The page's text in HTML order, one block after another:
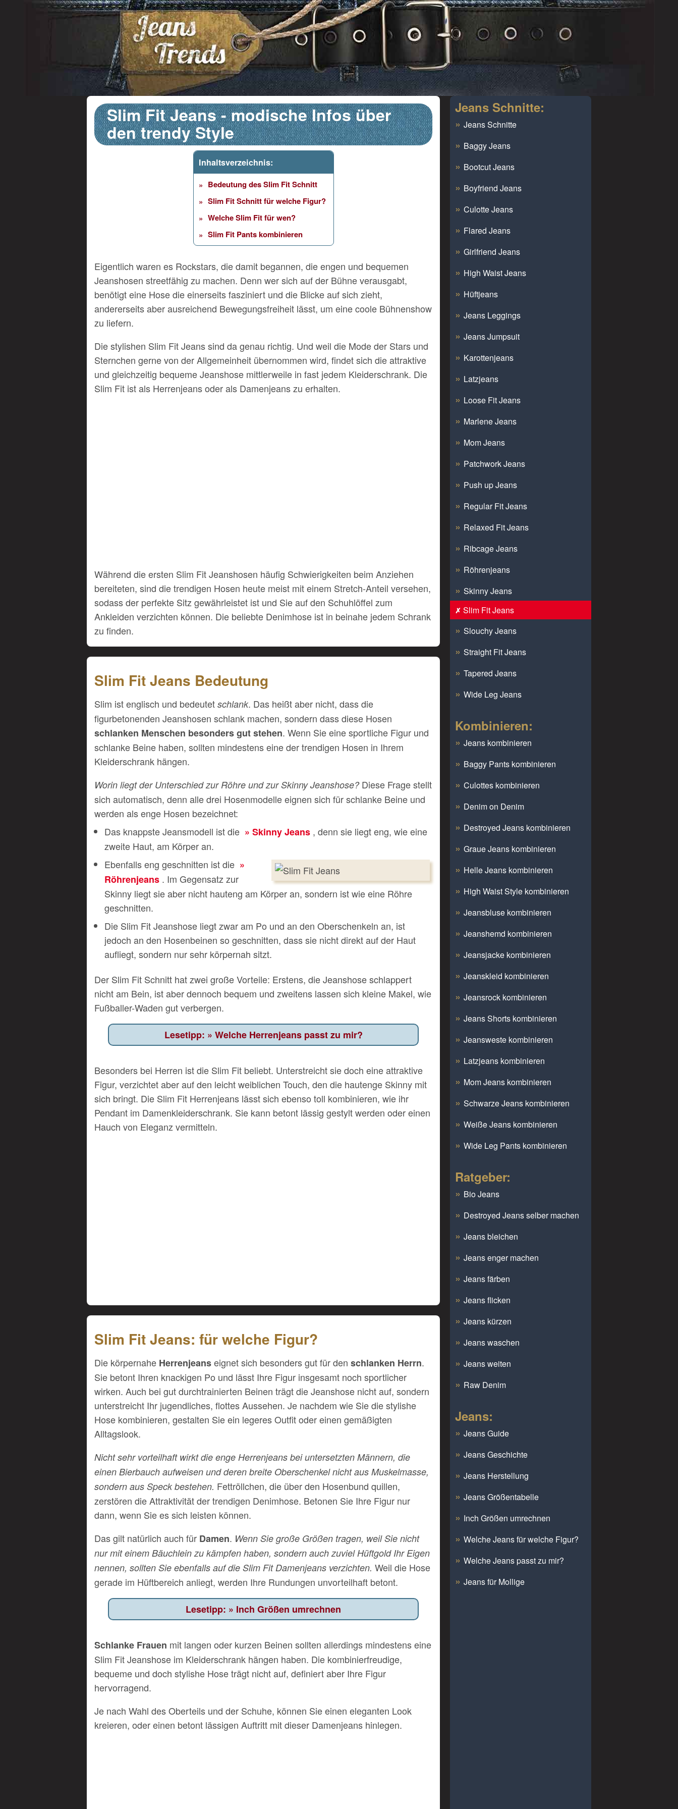
Slim Fit Jeans - modische Infos über
den trendy Style
Inhaltsverzeichnis:
Bedeutung des Slim Fit Schnitt
Slim Fit Schnitt für welche Figur?
Welche Slim Fit für wen?
Slim Fit Pants kombinieren
Eigentlich waren es Rockstars, die damit begannen, die engen und bequemen
Jeanshosen streetfähig zu machen. Denn wer sich auf der Bühne verausgabt,
benötigt eine Hose die einerseits fasziniert und die Blicke auf sich zieht,
andererseits aber ausreichend Bewegungsfreiheit lässt, um eine coole Bühnenshow
zu liefern.
Die stylishen Slim Fit Jeans sind da genau richtig. Und weil die Mode der Stars und
Sternchen gerne von der Allgemeinheit übernommen wird, findet sich die attraktive
und gleichzeitig bequeme Jeanshose mittlerweile in fast jedem Kleiderschrank. Die
Slim Fit ist als Herrenjeans oder als Damenjeans zu erhalten.
Während die ersten Slim Fit Jeanshosen häufig Schwierigkeiten beim Anziehen
bereiteten, sind die trendigen Hosen heute meist mit einem Stretch-Anteil versehen,
sodass der perfekte Sitz gewährleistet ist und Sie auf den Schuhlöffel zum
Ankleiden verzichten können. Die beliebte Denimhose ist in beinahe jedem Schrank
zu finden.
Slim Fit Jeans Bedeutung
Slim ist englisch und bedeutet schlank. Das heißt aber nicht, dass die
figurbetonenden Jeanshosen schlank machen, sondern dass diese Hosen
schlanken Menschen besonders gut stehen. Wenn Sie eine sportliche Figur und
schlanke Beine haben, sollten mindestens eine der trendigen Hosen in Ihrem
Kleiderschrank hängen.
Worin liegt der Unterschied zur Röhre und zur Skinny Jeanshose?Diese Frage stellt
sich automatisch, denn alle drei Hosenmodelle eignen sich für schlanke Beine und
werden als enge Hosen bezeichnet:
Das knappste Jeansmodell ist die
Skinny Jeans , denn sie liegt eng, wie eine
zweite Haut, am Körper an.
Ebenfalls eng geschnitten ist die
Röhrenjeans . Im Gegensatz zur
Skinny liegt sie aber nicht hauteng am Körper an, sondern ist wie eine Röhre
geschnitten.
Die Slim Fit Jeanshose liegt zwar am Po und an den Oberschenkeln an, ist
jedoch an den Hosenbeinen so geschnitten, dass sie nicht direkt auf der Haut
aufliegt, sondern nur sehr körpernah sitzt.
Der Slim Fit Schnitt hat zwei große Vorteile: Erstens, die Jeanshose schlappert
nicht am Bein, ist aber dennoch bequem und zweitens lassen sich kleine Makel, wie
Fußballer-Waden gut verbergen.
Welche Herrenjeans passt zu mir?
Besonders bei Herren ist die Slim Fit beliebt. Unterstreicht sie doch eine attraktive
Figur, verzichtet aber auf den leicht weiblichen Touch, den die hautenge Skinny mit
sich bringt. Die Slim Fit Herrenjeans lässt sich ebenso toll kombinieren, wie ihr
Pendant im Damenkleiderschrank. Sie kann betont lässig gestylt werden oder einen
Hauch von Eleganz vermitteln.
Slim Fit Jeans: für welche Figur?
Die körpernahe Herrenjeanseignet sich besonders gut für den schlanken Herrn.
Sie betont Ihren knackigen Po und lässt Ihre Figur insgesamt noch sportlicher
wirken. Auch bei gut durchtrainierten Beinen trägt die Jeanshose nicht auf, sondern
unterstreicht Ihr jugendliches, flottes Aussehen. Je nachdem wie Sie die stylishe
Hose kombinieren, gestalten Sie ein legeres Outfit oder einen gemäßigten
Alltagslook.
Nicht sehr vorteilhaft wirkt die enge Herrenjeans bei untersetzten Männern, die
einen Bierbauch aufweisen und deren breite Oberschenkel nicht aus Muskelmasse,
sondern aus Speck bestehen. Fettröllchen, die über den Hosenbund quillen,
zerstören die Attraktivität der trendigen Denimhose. Betonen Sie Ihre Figur nur
dann, wenn Sie es sich leisten können.
Das gilt natürlich auch für Damen. Wenn Sie große Größen tragen, weil Sie nicht
nur mit einem Bäuchlein zu kämpfen haben, sondern auch zuviel Hüftgold Ihr Eigen
nennen, sollten Sie ebenfalls auf die Slim Fit Damenjeans verzichten. Weil die Hose
gerade im Hüftbereich anliegt, werden Ihre Rundungen unvorteilhaft betont.
Inch Größen umrechnen
Schlanke Frauen mit langen oder kurzen Beinen sollten allerdings mindestens eine
Slim Fit Jeanshose im Kleiderschrank hängen haben. Die kombinierfreudige,
bequeme und doch stylishe Hose trägt nicht auf, definiert aber Ihre Figur
hervorragend.
Je nach Wahl des Oberteils und der Schuhe, können Sie einen eleganten Look
kreieren, oder einen betont lässigen Auftritt mit dieser Damenjeans hinlegen.
Jeans Schnitte:
Jeans Schnitte
Baggy Jeans
Bootcut Jeans
Boyfriend Jeans
Culotte Jeans
Flared Jeans
Girlfriend Jeans
High Waist Jeans
Hüftjeans
Jeans Leggings
Jeans Jumpsuit
Karottenjeans
Latzjeans
Loose Fit Jeans
Marlene Jeans
Mom Jeans
Patchwork Jeans
Push up Jeans
Regular Fit Jeans
Relaxed Fit Jeans
Ribcage Jeans
Röhrenjeans
Skinny Jeans
Slim Fit Jeans
Slouchy Jeans
Straight Fit Jeans
Tapered Jeans
Wide Leg Jeans
Kombinieren:
Jeans kombinieren
Baggy Pants kombinieren
Culottes kombinieren
Denim on Denim
Destroyed Jeans kombinieren
Graue Jeans kombinieren
Helle Jeans kombinieren
High Waist Style kombinieren
Jeansbluse kombinieren
Jeanshemd kombinieren
Jeansjacke kombinieren
Jeanskleid kombinieren
Jeansrock kombinieren
Jeans Shorts kombinieren
Jeansweste kombinieren
Latzjeans kombinieren
Mom Jeans kombinieren
Schwarze Jeans kombinieren
Weiße Jeans kombinieren
Wide Leg Pants kombinieren
Ratgeber:
Bio Jeans
Destroyed Jeans selber machen
Jeans bleichen
Jeans enger machen
Jeans färben
Jeans flicken
Jeans kürzen
Jeans waschen
Jeans weiten
Raw Denim
Jeans:
Jeans Guide
Jeans Geschichte
Jeans Herstellung
Jeans Größentabelle
Inch Größen umrechnen
Welche Jeans für welche Figur?
Welche Jeans passt zu mir?
Jeans für Mollige